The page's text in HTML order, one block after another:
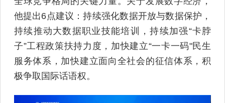
他提出6点建议：持续强化数据开放与数据保护，
持续推动大数据职业技能培训，持续加强“卡脖
子”工程政策扶持力度，加快建立“一卡一码"民生
服务体系，加快建立面向全社会的征信体系，积
极争取国际话语权。